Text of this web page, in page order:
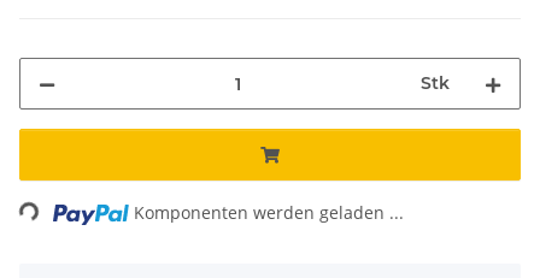
Stk
Komponenten werden geladen ...